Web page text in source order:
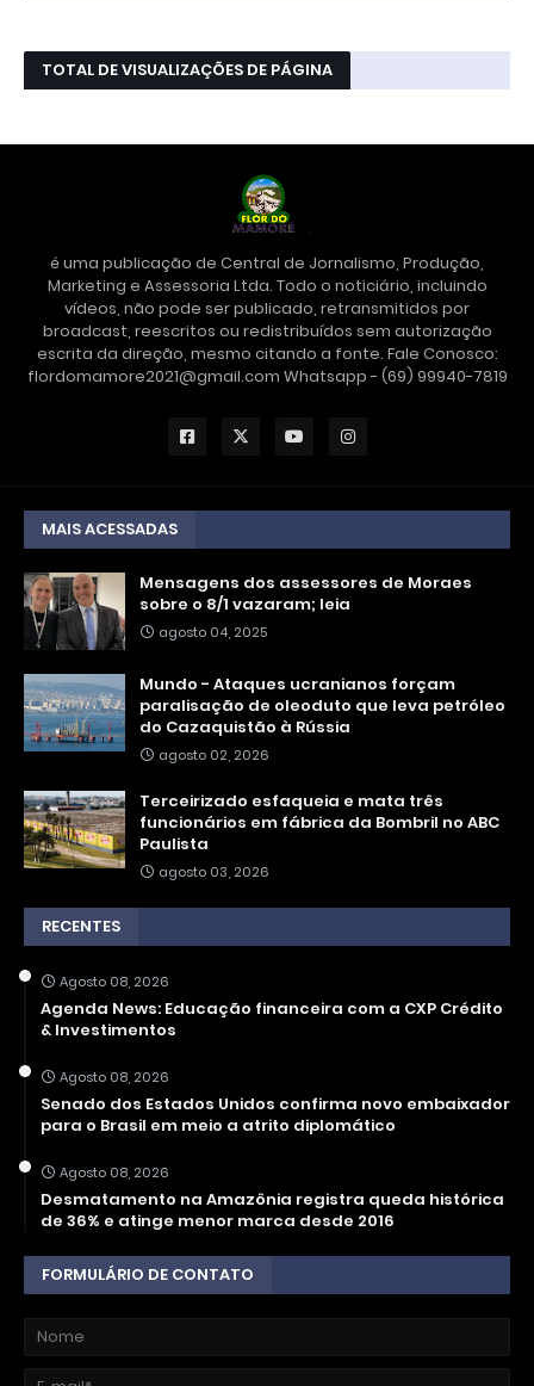
TOTAL DE VISUALIZAÇÕES DE PÁGINA
é uma publicação de Central de Jornalismo, Produção,
Marketing e Assessoria Ltda. Todo o noticiário, incluindo
vídeos, não pode ser publicado, retransmitidos por
broadcast, reescritos ou redistribuídos sem autorização
escrita da direção, mesmo citando a fonte. Fale Conosco:
flordomamore2021@gmail.com Whatsapp - (69) 99940-7819
MAIS ACESSADAS
Mensagens dos assessores de Moraes
sobre o 8/1 vazaram; leia
agosto 04, 2025
Mundo - Ataques ucranianos forçam
paralisação de oleoduto que leva petróleo
do Cazaquistão à Rússia
agosto 02, 2026
Terceirizado esfaqueia e mata três
funcionários em fábrica da Bombril no ABC
Paulista
agosto 03, 2026
RECENTES
Agosto 08, 2026
Agenda News: Educação financeira com a CXP Crédito
& Investimentos
Agosto 08, 2026
Senado dos Estados Unidos confirma novo embaixador
para o Brasil em meio a atrito diplomático
Agosto 08, 2026
Desmatamento na Amazônia registra queda histórica
de 36% e atinge menor marca desde 2016
FORMULÁRIO DE CONTATO